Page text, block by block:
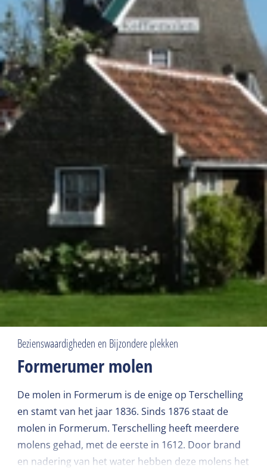
Bezienswaardigheden en Bijzondere plekken
Formerumer molen
De molen in Formerum is de enige op Terschelling
en stamt van het jaar 1836. Sinds 1876 staat de
molen in Formerum. Terschelling heeft meerdere
molens gehad, met de eerste in 1612. Door brand
en nadering van het water hebben deze molens het